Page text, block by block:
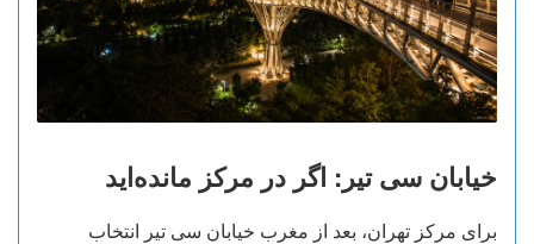
خیابان سی تیر: اگر در مرکز مانده‌اید
برای مرکز تهران، بعد از مغرب خیابان سی تیر انتخاب